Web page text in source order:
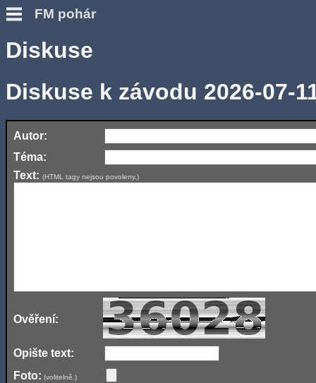
FM pohár
Diskuse
Diskuse k závodu 2026-07-
Autor:
Téma:
Text: (HTML tagy nejsou povoleny.)
Ověření:
Opište text:
Foto: (volitelně.)